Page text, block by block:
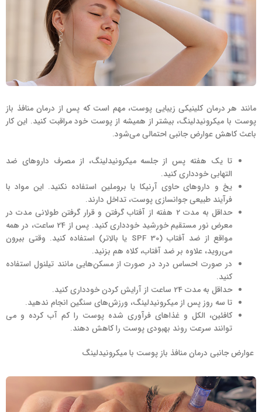
مانند هر درمان کلینیکی زیبایی پوست، مهم است که پس از درمان منافذ باز
پوست با میکرونیدلینگ، بیشتر از همیشه از پوست خود مراقبت کنید. این کار
باعث کاهش عوارض جانبی احتمالی می‌شود.
تا یک هفته پس از جلسه میکرونیدلینگ، از مصرف داروهای ضد
التهابی خودداری کنید.
یخ و داروهای حاوی آرنیکا یا بروملین استفاده نکنید. این مواد با
فرآیند طبیعی جوانسازی پوست، تداخل دارند.
حداقل به مدت 2 هفته از آفتاب گرفتن و قرار گرفتن طولانی مدت در
معرض نور مستقیم خورشید خودداری کنید. پس از 24 ساعت، در همه
مواقع از ضد آفتاب (SPF 30 یا بالاتر) استفاده کنید. وقتی بیرون
می‌روید، علاوه بر ضد آفتاب، کلاه هم بزنید.
در صورت احساس درد در صورت از مسکن‌هایی مانند تیلنول استفاده
کنید.
حداقل به مدت 24 ساعت از آرایش کردن خودداری کنید.
تا سه روز پس از میکرونیدلینگ، ورزش‌های سنگین انجام ندهید.
کافئین، الکل و غذاهای فرآوری شده پوست را کم آب کرده و می
توانند سرعت روند بهبودی پوست را کاهش دهند.
عوارض جانبی درمان منافذ باز پوست با میکرونیدلینگ